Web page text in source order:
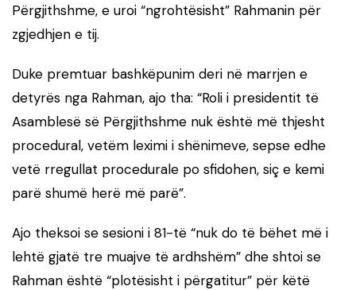
Përgjithshme, e uroi “ngrohtësisht” Rahmanin për
zgjedhjen e tij.
Duke premtuar bashkëpunim deri në marrjen e
detyrës nga Rahman, ajo tha: “Roli i presidentit të
Asamblesë së Përgjithshme nuk është më thjesht
procedural, vetëm leximi i shënimeve, sepse edhe
vetë rregullat procedurale po sfidohen, siç e kemi
parë shumë herë më parë”.
Ajo theksoi se sesioni i 81-të “nuk do të bëhet më i
lehtë gjatë tre muajve të ardhshëm” dhe shtoi se
Rahman është “plotësisht i përgatitur” për këtë